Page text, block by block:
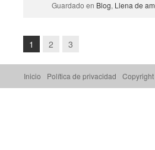
Guardado en Blog, Llena de
1 2 3
Inicio Política de privacidad Copyright